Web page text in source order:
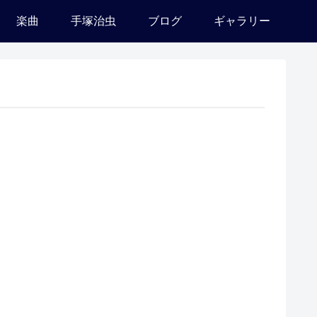
楽曲 手塚治虫 ブログ ギャラリー